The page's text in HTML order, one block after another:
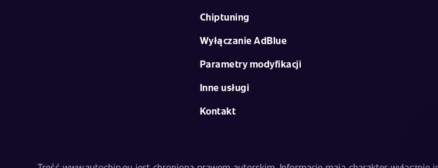
Chiptuning
Wyłączanie AdBlue
Parametry modyfikacji
Inne usługi
Kontakt